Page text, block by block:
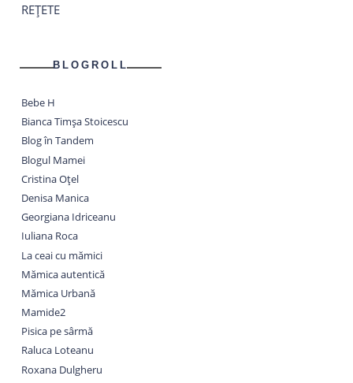
REȚETE
BLOGROLL
Bebe H
Bianca Timșa Stoicescu
Blog în Tandem
Blogul Mamei
Cristina Oțel
Denisa Manica
Georgiana Idriceanu
Iuliana Roca
La ceai cu mămici
Mămica autentică
Mămica Urbană
Mamide2
Pisica pe sârmă
Raluca Loteanu
Roxana Dulgheru